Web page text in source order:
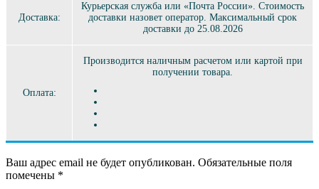
Доставка:
Курьерская служба или «Почта России». Стоимость
доставки назовет оператор. Максимальный срок
доставки до 25.08.2026
Оплата:
Производится наличным расчетом или картой при
получении товара.
Ваш адрес email не будет опубликован. Обязательные поля
помечены *